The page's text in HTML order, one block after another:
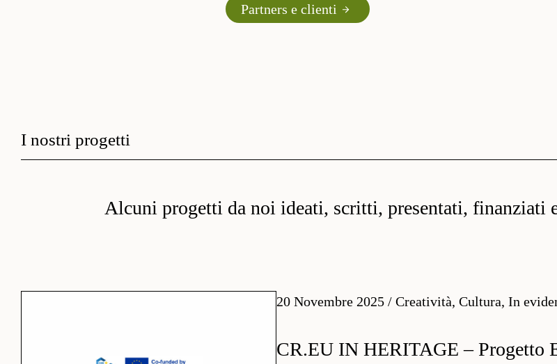
Partners e clienti
I nostri progetti
Alcuni progetti da noi ideati, scritti, presentati, finanziati
20 Novembre 2025/ Creatività, Cultura, In
CR.EU IN HERITAGE – Progetto